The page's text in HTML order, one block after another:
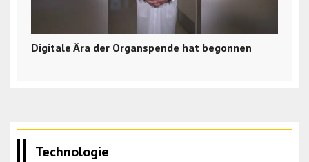
Digitale Ära der Organspende hat begonnen
Technologie